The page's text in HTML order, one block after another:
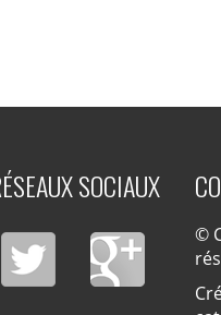
SOCIAUX
©